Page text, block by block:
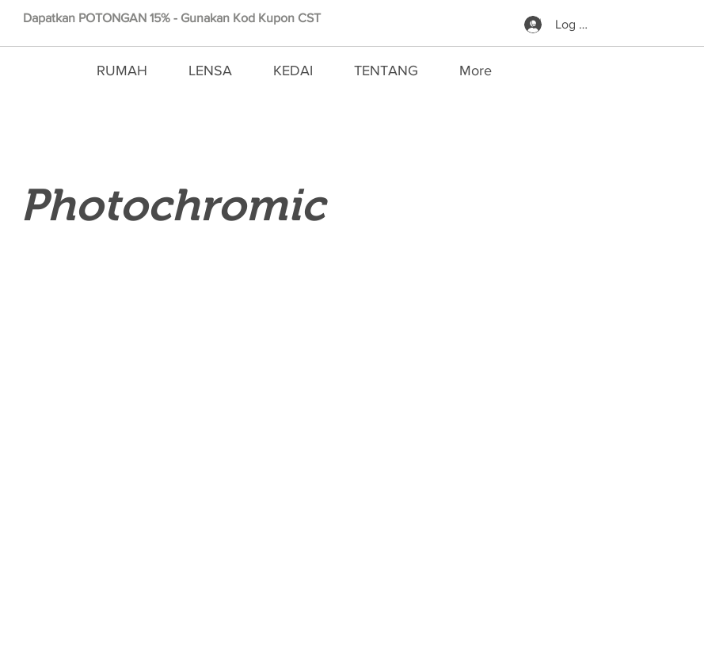
RUMAH LENSA KEDAI TENTANG More
Log Masuk
Dapatkan POTONGAN 15% - Gunakan Kod Kupon CST
Photochromic